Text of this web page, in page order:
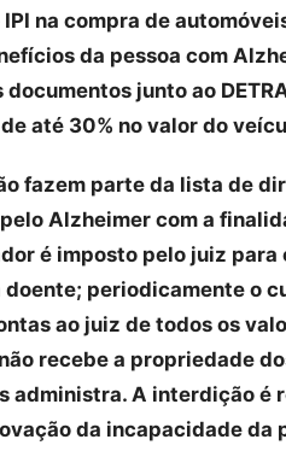
na compra de
da pessoa com
junto ao
até 30% no valor do
fazem parte da lista de
Alzheimer com a
é imposto pelo juiz para
doente; periodicamente o
ao juiz de todos os
recebe a propriedade
administra. A interdição é
da incapacidade da